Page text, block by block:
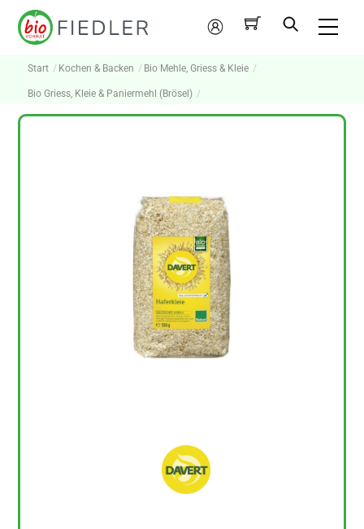
Skip
Mein
Konto
Start Kochen & Backen Bio Mehle, Griess & Kleie
Bio Griess, Kleie & Paniermehl (Brösel)